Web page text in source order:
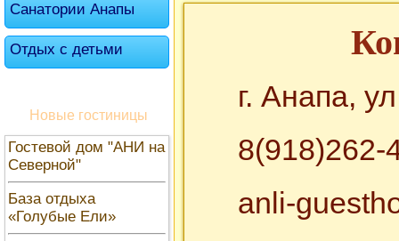
Санатории Анапы
Отдых с детьми
Новые гостиницы
Гостевой дом "АНИ на
Северной"
База отдыха
«Голубые Ели»
г. Анапа,
8(918)262-
anli-